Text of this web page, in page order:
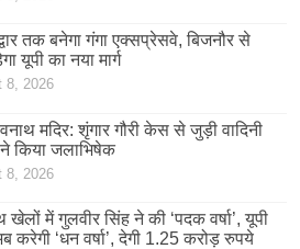
तक बनेगा गंगा एक्सप्रेसवे, बिजनौर से
यूपी का नया मार्ग
8, 2026
मदिर: शृंगार गौरी केस से जुड़ी वादिनी
किया जलाभिषेक
8, 2026
खेलों में गुलवीर सिंह ने की ‘पदक वर्षा’, यूपी
करेगी ‘धन वर्षा’, देगी 1.25 करोड़ रुपये